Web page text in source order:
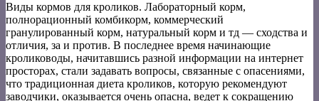
Виды кормов для кроликов. Лабораторный корм,
полнорационный комбикорм, коммерческий
гранулированный корм, натуральный корм и тд — сходства и
отличия, за и против. В последнее время начинающие
кролиководы, начитавшись разной информации на интернет
просторах, стали задавать вопросы, связанные с опасениями,
что традиционная диета кроликов, которую рекомендуют
заводчики, оказывается очень опасна, ведет к сокращению